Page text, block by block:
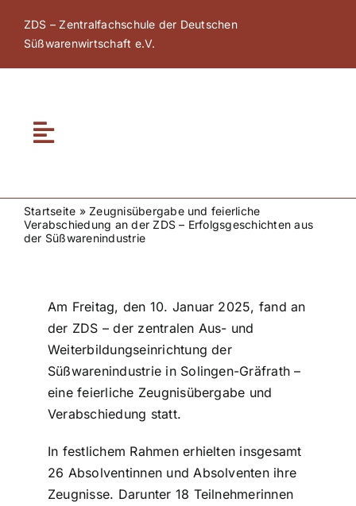
Inhalt
springen
ZDS – Zentralfachschule der Deutschen
Süßwarenwirtschaft e.V.
Toggle
Über ZDS
ZDS Netzwerk
ZDS Schule
Downloads
Aktuelles
Startseite »Zeugnisübergabe und feierliche
Verabschiedung an der ZDS – Erfolgsgeschichten aus
der Süßwarenindustrie
Am Freitag, den 10. Januar 2025, fand an
der ZDS – der zentralen Aus- und
Weiterbildungseinrichtung der
Süßwarenindustrie in Solingen-Gräfrath –
eine feierliche Zeugnisübergabe und
Verabschiedung statt.
In festlichem Rahmen erhielten insgesamt
26 Absolventinnen und Absolventen ihre
Zeugnisse. Darunter 18 Teilnehmerinnen